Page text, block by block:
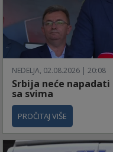
NEDELJA, 02.08.2026 | 20:08
Srbija neće
sa svima
PROČITAJ VIŠE